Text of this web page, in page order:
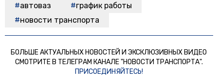
автоваз
график работы
новости транспорта
БОЛЬШЕ АКТУАЛЬНЫХ НОВОСТЕЙ И ЭКСКЛЮЗИВНЫХ ВИДЕО
СМОТРИТЕ В ТЕЛЕГРАМ КАНАЛЕ "НОВОСТИ ТРАНСПОРТА".
ПРИСОЕДИНЯЙТЕСЬ!